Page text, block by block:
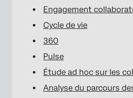
Engagement
Cycle de vie
360
Pulse
Étude ad hoc sur les
Analyse du parcours